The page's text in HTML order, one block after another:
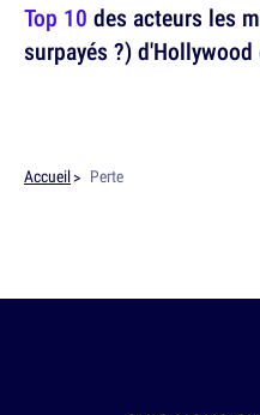
Top 10 des acteurs les
surpayés ?) d'Hollywood
Accueil Perte